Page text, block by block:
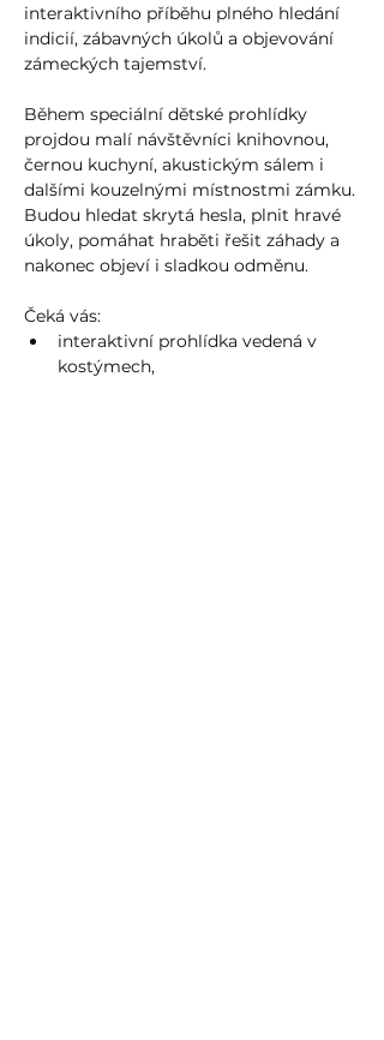
interaktivního příběhu plného hledání
indicií, zábavných úkolů a objevování
zámeckých tajemství.
Během speciální dětské prohlídky
projdou malí návštěvníci knihovnou,
černou kuchyní, akustickým sálem i
dalšími kouzelnými místnostmi zámku.
Budou hledat skrytá hesla, plnit hravé
úkoly, pomáhat hraběti řešit záhady a
nakonec objeví i sladkou odměnu.
Čeká vás:
interaktivní prohlídka vedená v
kostýmech,